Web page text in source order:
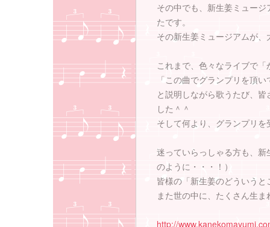
その中でも、新生姜ミュー
たです。
その新生姜ミュージアムが
これまで、色々なライブで
「この曲でグランプリを頂
と説明しながら歌うたび、
した＾＾
そして何より、グランプリ
迷っていらっしゃる方も、
のように・・・！）
皆様の「新生姜のどういう
また世の中に、たくさん生
http://